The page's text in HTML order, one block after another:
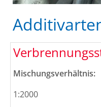
Mischungsverhältnis:
1:2000